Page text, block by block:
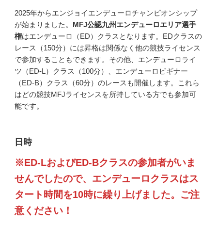
2025年からエンジョイエンデューロチャンピオンシップ
が始まりました。
MFJ公認九州エンデューロエリア選手
権はエンデューロ（ED）クラスとなります。EDクラスの
レース（150分）には昇格は関係なく他の競技ライセンス
で参加することもできます。その他、エンデューロライ
ツ（ED-L）クラス（100分）、エンデューロビギナー
（ED-B）クラス（60分）のレースも開催します。これら
はどの競技MFJライセンスを所持している方でも参加可
能です。
日時
※ED-LおよびED-Bクラスの参加者がいま
せんでしたので、エンデューロクラスはス
タート時間を10時に繰り上げました。ご注
意ください！